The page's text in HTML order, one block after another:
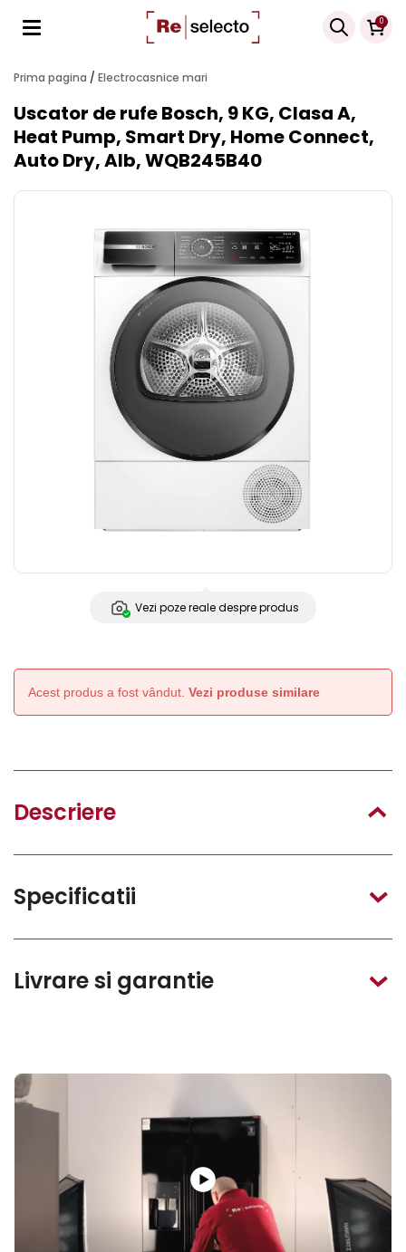
0
Products
search
Prima pagina / Electrocasnice mari
Uscator de rufe Bosch, 9 KG, Clasa A,
Heat Pump, Smart Dry, Home Connect,
Auto Dry, Alb, WQB245B40
Vezi poze reale despre produs
Acest produs a fost vândut. Vezi produse similare
Descriere
Specificatii
Livrare si garantie